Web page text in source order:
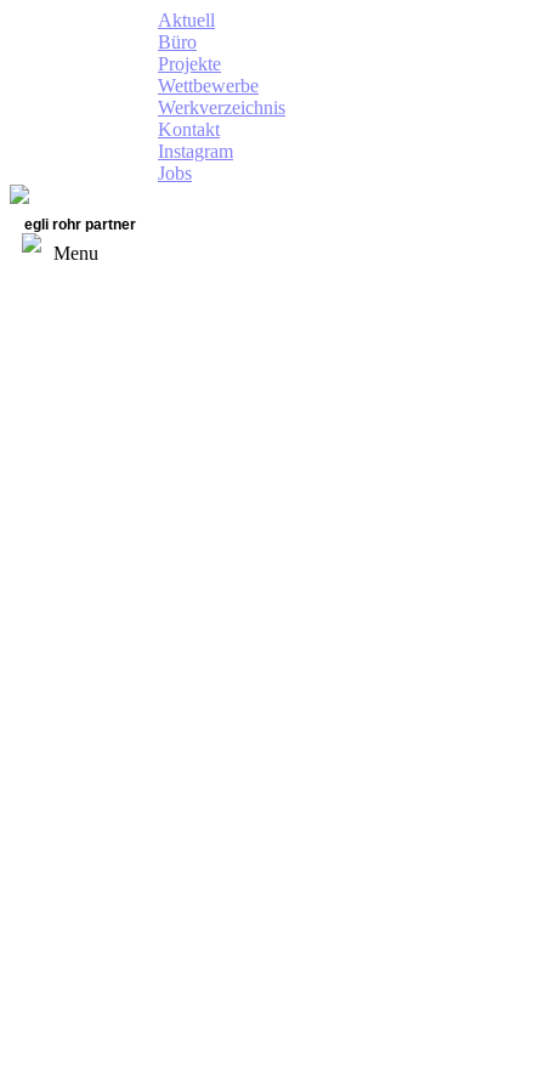
Aktuell
Büro
Projekte
Wettbewerbe
Werkverzeichnis
Kontakt
Instagram
Jobs
egli rohr partner
Menu